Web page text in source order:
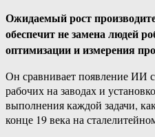
Ожидаемый рост
обеспечит не замена людей
оптимизации и измерения
Он сравнивает появление ИИ
рабочих на заводах и
выполнения каждой задачи,
конце 19 века на